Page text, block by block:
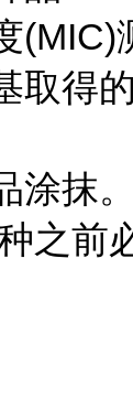
(MIC)
取得
涂抹
之前